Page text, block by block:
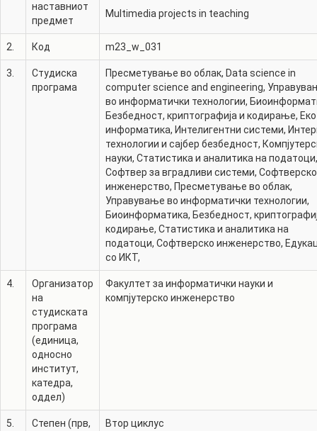
наставниот
предмет
Multimedia projects in teaching
2. Код m23_w_031
3.
Студиска
програма
Пресметување во облак, Data science in
computer science and engineering,
во информатички технологии,
Безбедност, криптографија и кодирање,
информатика, Интелигентни системи,
технологии и сајбер безбедност,
науки, Статистика и аналитика на податоци,
Софтвер за вградливи системи, Софтверско
инженерство, Пресметување во облак,
Управување во информатички технологии,
Биоинформатика, Безбедност,
кодирање, Статистика и аналитика на
податоци, Софтверско инженерство,
со ИКТ,
4.
Организатор
на
студиската
програма
(единица,
односно
институт,
катедра,
оддел)
Факултет за информатички науки и
компјутерско инженерство
5.
Степен (прв,
Втор циклус